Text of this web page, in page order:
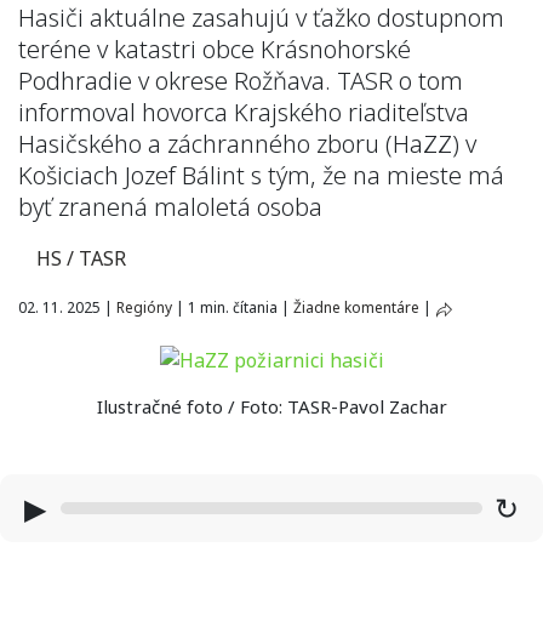
Hasiči aktuálne zasahujú v ťažko dostupnom
teréne v katastri obce Krásnohorské
Podhradie v okrese Rožňava. TASR o tom
informoval hovorca Krajského riaditeľstva
Hasičského a záchranného zboru (HaZZ) v
Košiciach Jozef Bálint s tým, že na mieste má
byť zranená maloletá osoba
HS / TASR
02. 11. 2025 | Regióny | 1 min. čítania | Žiadne komentáre |
Ilustračné foto / Foto: TASR-Pavol Zachar
▶ ↻